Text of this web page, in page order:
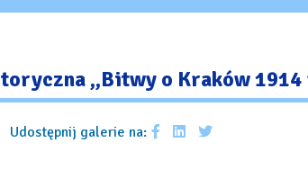
„Bitwy o Kraków 1914
Udostępnij galerie na: